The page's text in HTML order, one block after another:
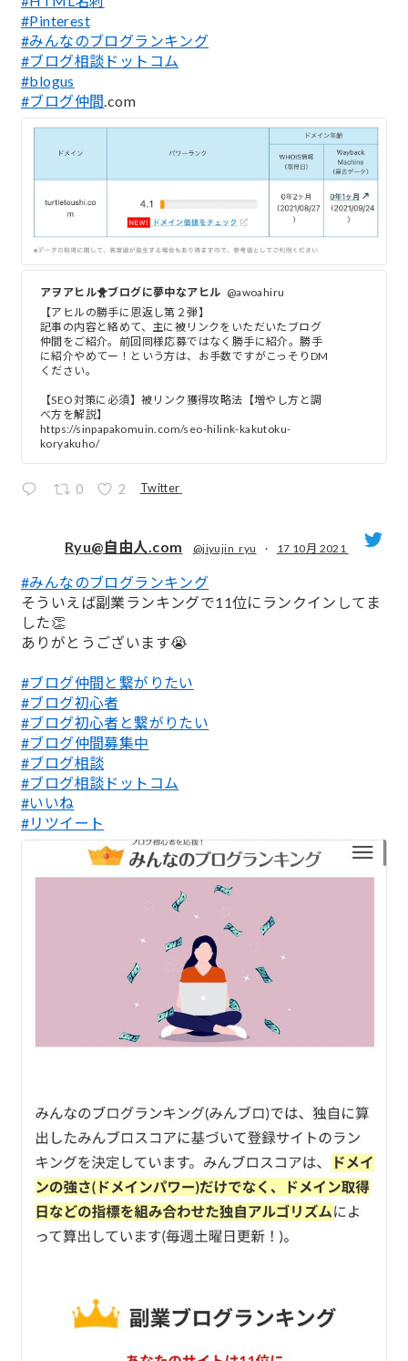
#Pinterest
#みんなのブログランキング
#ブログ相談ドットコム
#blogus
#ブログ仲間.com
アヲアヒル🐥ブログに夢中なアヒル @awoahiru
【アヒルの勝手に恩返し第２弾】
記事の内容と絡めて、主に被リンクをいただいたブログ
仲間をご紹介。前回同様応募ではなく勝手に紹介。勝手
に紹介やめてー！という方は、お手数ですがこっそりDM
ください。
【SEO対策に必須】被リンク獲得攻略法【増やし方と調
べ方を解説】
https://sinpapakomuin.com/seo-hilink-kakutoku-
koryakuho/
0 2 Twitter
;
Ryu@自由人.com @jiyujin_ryu · 17 10月 2021
#みんなのブログランキング
そういえば副業ランキングで11位にランクインしてま
した👏
ありがとうございます😭
#ブログ仲間と繋がりたい
#ブログ初心者
#ブログ初心者と繋がりたい
#ブログ仲間募集中
#ブログ相談
#ブログ相談ドットコム
#いいね
#リツイート